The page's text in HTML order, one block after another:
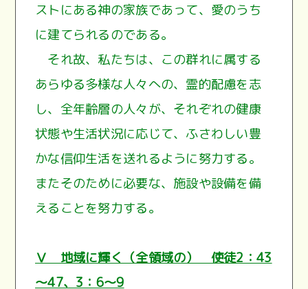
ストにある神の家族であって、愛のうち
に建てられるのである。
それ故、私たちは、この群れに属する
あらゆる多様な人々への、霊的配慮を志
し、全年齢層の人々が、それぞれの健康
状態や生活状況に応じて、ふさわしい豊
かな信仰生活を送れるように努力する。
またそのために必要な、施設や設備を備
えることを努力する。
Ⅴ 地域に輝く（全領域の） 使徒2：43
～47、3：6～9